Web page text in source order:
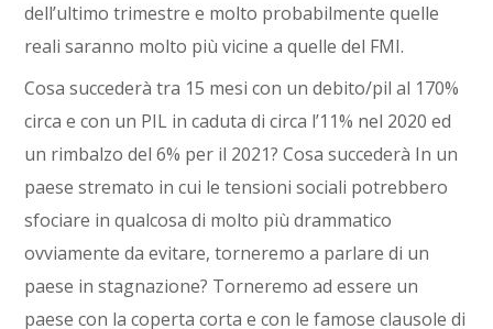
dell’ultimo trimestre e molto probabilmente quelle
reali saranno molto più vicine a quelle del FMI.
Cosa succederà tra 15 mesi con un debito/pil al 170%
circa e con un PIL in caduta di circa l’11% nel 2020 ed
un rimbalzo del 6% per il 2021? Cosa succederà In un
paese stremato in cui le tensioni sociali potrebbero
sfociare in qualcosa di molto più drammatico
ovviamente da evitare, torneremo a parlare di un
paese in stagnazione? Torneremo ad essere un
paese con la coperta corta e con le famose clausole di